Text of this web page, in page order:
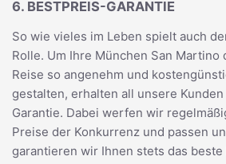
6. BESTPREIS-GARANTIE
So wie vieles im Leben spielt auch
Rolle. Um Ihre München San Martino
Reise so angenehm und
gestalten, erhalten all unsere
Garantie. Dabei werfen wir
Preise der Konkurrenz und passen
garantieren wir Ihnen stets das